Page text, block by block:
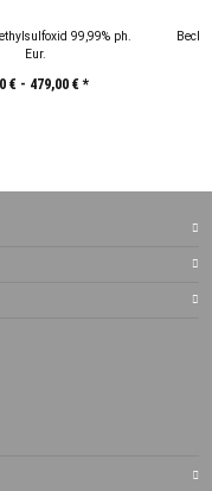
99,99% ph.
Eur.
€ - 479,00 €*